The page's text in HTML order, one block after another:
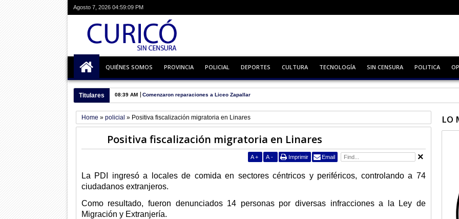
Agosto 7, 2026 04:59:09 PM
QUIÉNES SOMOS PROVINCIA POLICIAL DEPORTES CULTURA TECNOLOGÍA SIN CENSURA POLITICA
Titulares 08:29 AM Desempleo crece como la espuma en la región
Home » policial » Positiva fiscalización migratoria en Linares
Positiva fiscalización migratoria en Linares
A + A - Imprimir Email
La PDI ingresó a locales de comida en sectores céntricos y periféricos, controlando a 74
ciudadanos extranjeros.
Como resultado, fueron denunciados 14 personas por diversas infracciones a la Ley de
Migración y Extranjería.
LO